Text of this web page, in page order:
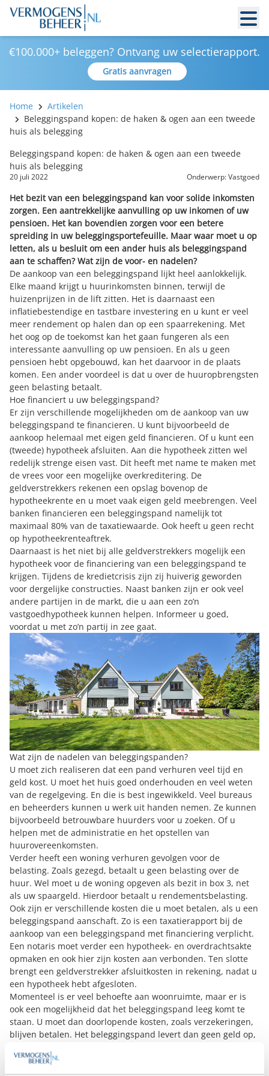
€100.000+ beleggen? Ontvang uw selectierapport.
Gratis aanvragen
Home
Artikelen
Beleggingspand kopen: de haken & ogen aan een tweede
huis als belegging
Beleggingspand kopen: de haken & ogen aan een tweede
huis als belegging
20 juli 2022 Onderwerp:Vastgoed
Het bezit van een beleggingspand kan voor solide inkomsten
zorgen. Een aantrekkelijke aanvulling op uw inkomen of uw
pensioen. Het kan bovendien zorgen voor een betere
spreiding in uw beleggingsportefeuille. Maar waar moet u op
letten, als u besluit om een ander huis als beleggingspand
aan te schaffen? Wat zijn de voor- en nadelen?
De aankoop van een beleggingspand lijkt heel aanlokkelijk.
Elke maand krijgt u huurinkomsten binnen, terwijl de
huizenprijzen in de lift zitten. Het is daarnaast een
inflatiebestendige en tastbare investering en u kunt er veel
meer rendement op halen dan op een spaarrekening. Met
het oog op de toekomst kan het gaan fungeren als een
interessante aanvulling op uw pensioen. En als u geen
pensioen hebt opgebouwd, kan het daarvoor in de plaats
komen. Een ander voordeel is dat u over de huuropbrengsten
geen belasting betaalt.
Hoe financiert u uw beleggingspand?
Er zijn verschillende mogelijkheden om de aankoop van uw
beleggingspand te financieren. U kunt bijvoorbeeld de
aankoop helemaal met eigen geld financieren. Of u kunt een
(tweede) hypotheek afsluiten. Aan die hypotheek zitten wel
redelijk strenge eisen vast. Dit heeft met name te maken met
de vrees voor een mogelijke overkreditering. De
geldverstrekkers rekenen een opslag bovenop de
hypotheekrente en u moet vaak eigen geld meebrengen. Veel
banken financieren een beleggingspand namelijk tot
maximaal 80% van de taxatiewaarde. Ook heeft u geen recht
op hypotheekrenteaftrek.
Daarnaast is het niet bij alle geldverstrekkers mogelijk een
hypotheek voor de financiering van een beleggingspand te
krijgen. Tijdens de kredietcrisis zijn zij huiverig geworden
voor dergelijke constructies. Naast banken zijn er ook veel
andere partijen in de markt, die u aan een zo’n
vastgoedhypotheek kunnen helpen. Informeer u goed,
voordat u met zo’n partij in zee gaat.
Wat zijn de nadelen van beleggingspanden?
U moet zich realiseren dat een pand verhuren veel tijd en
geld kost. U moet het huis goed onderhouden en veel weten
van de regelgeving. En die is best ingewikkeld. Veel bureaus
en beheerders kunnen u werk uit handen nemen. Ze kunnen
bijvoorbeeld betrouwbare huurders voor u zoeken. Of u
helpen met de administratie en het opstellen van
huurovereenkomsten.
Verder heeft een woning verhuren gevolgen voor de
belasting. Zoals gezegd, betaalt u geen belasting over de
huur. Wel moet u de woning opgeven als bezit in box 3, net
als uw spaargeld. Hierdoor betaalt u rendementsbelasting.
Ook zijn er verschillende kosten die u moet betalen, als u een
beleggingspand aanschaft. Zo is een taxatierapport bij de
aankoop van een beleggingspand met financiering verplicht.
Een notaris moet verder een hypotheek- en overdrachtsakte
opmaken en ook hier zijn kosten aan verbonden. Ten slotte
brengt een geldverstrekker afsluitkosten in rekening, nadat u
een hypotheek hebt afgesloten.
Momenteel is er veel behoefte aan woonruimte, maar er is
ook een mogelijkheid dat het beleggingspand leeg komt te
staan. U moet dan doorlopende kosten, zoals verzekeringen,
blijven betalen. Het beleggingspand levert dan geen geld op,
Zelfbewoningsplicht als obstakel
Ten slotte is de zelfbewoningsplicht die veel gemeenten